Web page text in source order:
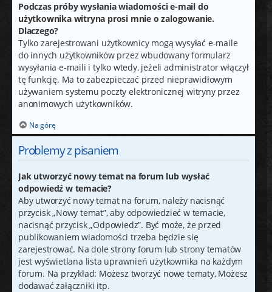
Podczas próby wysłania wiadomości e-mail do
użytkownika witryna prosi mnie o zalogowanie.
Dlaczego?
Tylko zarejestrowani użytkownicy mogą wysyłać e-maile
do innych użytkowników przez wbudowany formularz
wysyłania e-maili i tylko wtedy, jeżeli administrator włączył
tę funkcję. Ma to zabezpieczać przed nieprawidłowym
używaniem systemu poczty elektronicznej witryny przez
anonimowych użytkowników.
Na górę
Problemy z pisaniem
Jak utworzyć nowy temat na forum lub wysłać
odpowiedź w temacie?
Aby utworzyć nowy temat na forum, należy nacisnąć
przycisk „Nowy temat”, aby odpowiedzieć w temacie,
nacisnąć przycisk „Odpowiedz”. Być może, że przed
publikowaniem wiadomości trzeba będzie się
zarejestrować. Na dole strony forum lub strony tematów
jest wyświetlana lista uprawnień użytkownika na każdym
forum. Na przykład: Możesz tworzyć nowe tematy, Możesz
dodawać załączniki itp.